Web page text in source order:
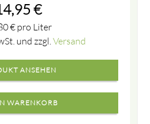
€
€pro Liter
und zzgl.Versand
ANSEHEN